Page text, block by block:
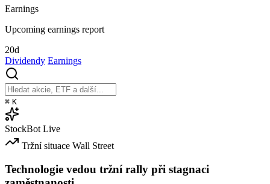
Earnings
Upcoming earnings report
20d
Dividendy Earnings
⌘ K
StockBot Live
Tržní situace Wall Street
Technologie vedou tržní rally při stagnaci